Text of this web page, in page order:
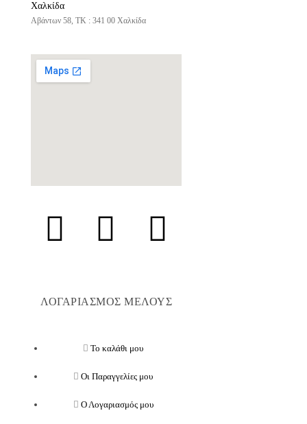
Χαλκίδα
Αβάντων 58, ΤΚ : 341 00 Χαλκίδα
ΛΟΓΑΡΙΑΣΜΟΣ ΜΕΛΟΥΣ
Το καλάθι μου
Οι Παραγγελίες μου
Ο Λογαριασμός μου